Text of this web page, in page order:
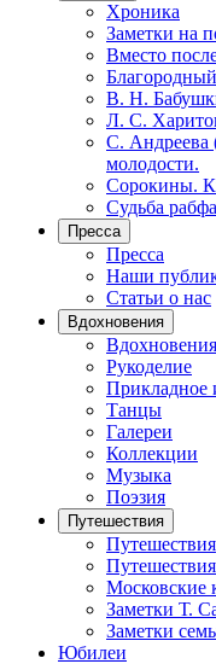
Хроника
Заметки на
Вместо
В. Н.
Л. С.
С. Андреева
молодости.
Сорокины.
Судьба
Пресса
Пресса
Наши
Статьи о нас
Вдохновения
Вдохновения
Рукоделие
Прикладное
Танцы
Галереи
Коллекции
Музыка
Поэзия
Путешествия
Путешествия
Московские
Заметки Т.
Заметки
Юбилеи